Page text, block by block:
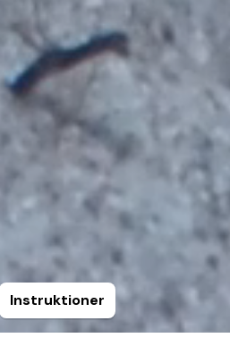
Instruktioner